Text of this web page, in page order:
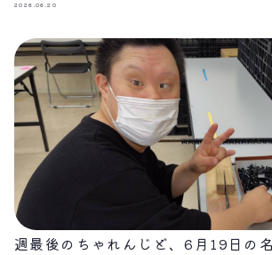
2026.06.20
週最後のちゃれんじど、6月19日の